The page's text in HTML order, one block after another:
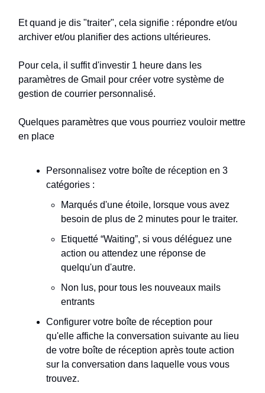
Et quand je dis "traiter", cela signifie : répondre et/ou
archiver et/ou planifier des actions ultérieures.
Pour cela, il suffit d'investir 1 heure dans les
paramètres de Gmail pour créer votre système de
gestion de courrier personnalisé.
Quelques paramètres que vous pourriez vouloir mettre
en place
Personnalisez votre boîte de réception en 3
catégories :
Marqués d'une étoile, lorsque vous avez
besoin de plus de 2 minutes pour le traiter.
Etiquetté “Waiting”, si vous déléguez une
action ou attendez une réponse de
quelqu'un d'autre.
Non lus, pour tous les nouveaux mails
entrants
Configurer votre boîte de réception pour
qu'elle affiche la conversation suivante au lieu
de votre boîte de réception après toute action
sur la conversation dans laquelle vous vous
trouvez.